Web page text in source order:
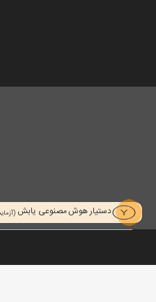
دستیار هوش مصنوعی یابش
تمام حقوق محفوظ است ©